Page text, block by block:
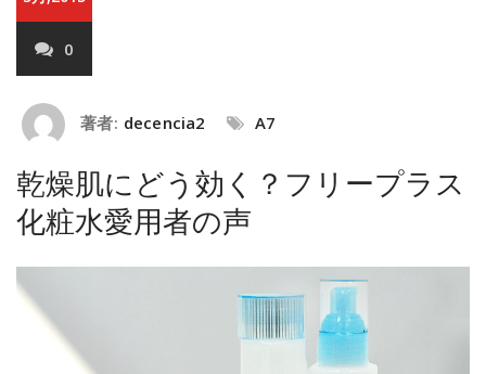
0
著者: decencia2 A7
乾燥肌にどう効く？フリープラス
化粧水愛用者の声